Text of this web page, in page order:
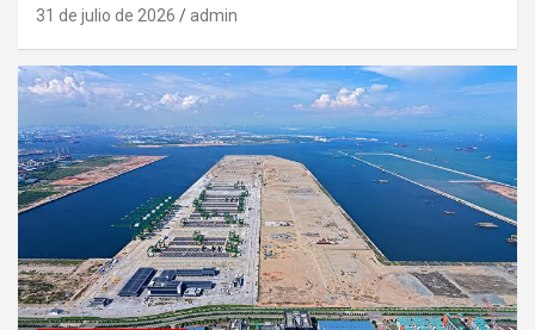
31 de julio de 2026 admin